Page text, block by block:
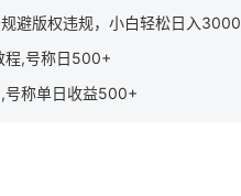
避版权违规，小白轻松日入
程,号称日500+
号称单日收益500+